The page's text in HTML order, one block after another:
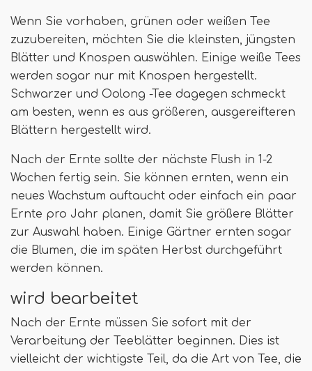
Wenn Sie vorhaben, grünen oder weißen Tee
zuzubereiten, möchten Sie die kleinsten, jüngsten
Blätter und Knospen auswählen. Einige weiße Tees
werden sogar nur mit Knospen hergestellt.
Schwarzer und Oolong -Tee dagegen schmeckt
am besten, wenn es aus größeren, ausgereifteren
Blättern hergestellt wird.
Nach der Ernte sollte der nächste Flush in 1-2
Wochen fertig sein. Sie können ernten, wenn ein
neues Wachstum auftaucht oder einfach ein paar
Ernte pro Jahr planen, damit Sie größere Blätter
zur Auswahl haben. Einige Gärtner ernten sogar
die Blumen, die im späten Herbst durchgeführt
werden können.
wird bearbeitet
Nach der Ernte müssen Sie sofort mit der
Verarbeitung der Teeblätter beginnen. Dies ist
vielleicht der wichtigste Teil, da die Art von Tee, die